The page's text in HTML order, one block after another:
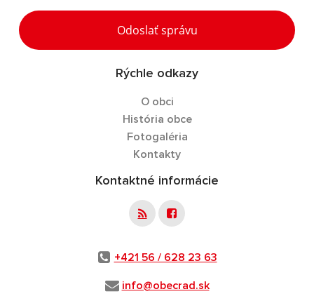
Odoslať správu
Rýchle odkazy
O obci
História obce
Fotogaléria
Kontakty
Kontaktné informácie
+421 56 / 628 23 63
info@obecrad.sk